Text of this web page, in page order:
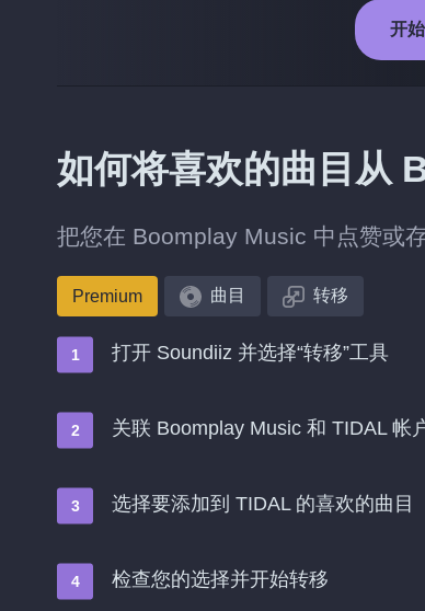
开
如何将喜欢的曲目从
把您在 Boomplay Music 中点赞或
Premium 曲目 转移
打开 Soundiiz 并选择“转移”工具
关联 Boomplay Music 和 TIDAL 帐
选择要添加到 TIDAL 的喜欢的曲目
检查您的选择并开始转移